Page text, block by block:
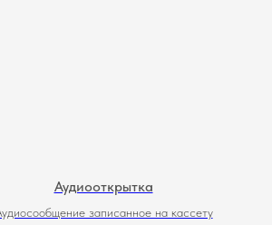
Аудиооткрытка
записанное на кассету